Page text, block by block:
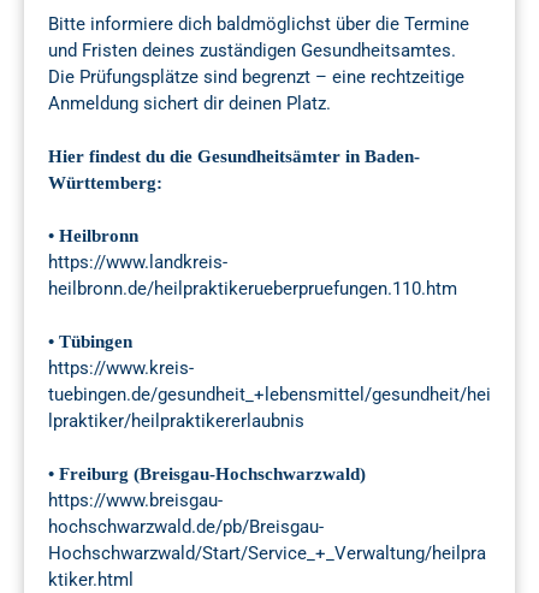
Bitte informiere dich baldmöglichst über die Termine
und Fristen deines zuständigen Gesundheitsamtes.
Die Prüfungsplätze sind begrenzt – eine rechtzeitige
Anmeldung sichert dir deinen Platz.
Hier findest du die Gesundheitsämter in Baden-
Württemberg:
• Heilbronn
https://www.landkreis-
heilbronn.de/heilpraktikerueberpruefungen.110.htm
• Tübingen
https://www.kreis-
tuebingen.de/gesundheit_+lebensmittel/gesundheit/hei
lpraktiker/heilpraktikererlaubnis
• Freiburg (Breisgau-Hochschwarzwald)
https://www.breisgau-
hochschwarzwald.de/pb/Breisgau-
Hochschwarzwald/Start/Service_+_Verwaltung/heilpra
ktiker.html